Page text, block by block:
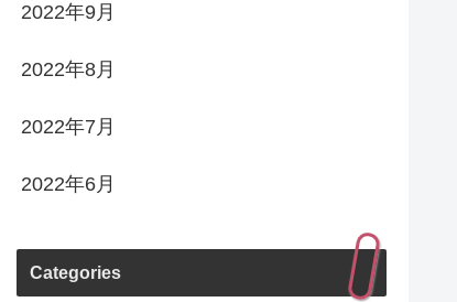
2022年9月
2022年8月
2022年7月
2022年6月
Categories